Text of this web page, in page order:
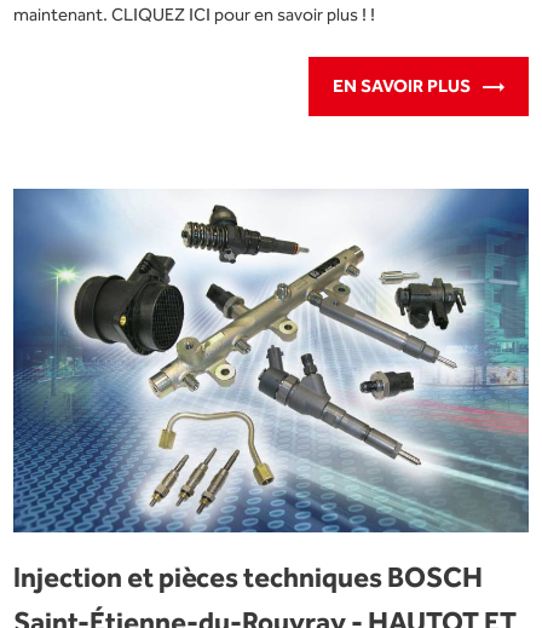
maintenant. CLIQUEZ ICI pour en savoir plus ! !
EN SAVOIR PLUS
Injection et pièces techniques BOSCH